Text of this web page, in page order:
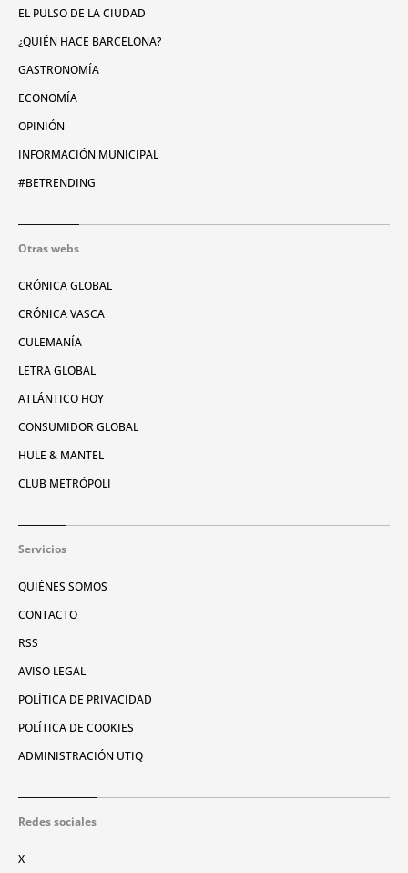
EL PULSO DE LA CIUDAD
¿QUIÉN HACE BARCELONA?
GASTRONOMÍA
ECONOMÍA
OPINIÓN
INFORMACIÓN MUNICIPAL
#BETRENDING
Otras webs
CRÓNICA GLOBAL
CRÓNICA VASCA
CULEMANÍA
LETRA GLOBAL
ATLÁNTICO HOY
CONSUMIDOR GLOBAL
HULE & MANTEL
CLUB METRÓPOLI
Servicios
QUIÉNES SOMOS
CONTACTO
RSS
AVISO LEGAL
POLÍTICA DE PRIVACIDAD
POLÍTICA DE COOKIES
ADMINISTRACIÓN UTIQ
Redes sociales
X